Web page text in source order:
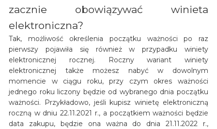
zacznie obowiązywać winieta
elektroniczna?
Tak, możliwość określenia początku ważności po raz
pierwszy pojawiła się również w przypadku winiety
elektronicznej rocznej. Roczny wariant winiety
elektronicznej także możesz nabyć w dowolnym
momencie w ciągu roku, przy czym okres ważności
jednego roku liczony będzie od wybranego dnia początku
ważności. Przykładowo, jeśli kupisz winietę elektroniczną
roczną w dniu 22.11.2021 r., a początkiem ważności będzie
data zakupu, będzie ona ważna do dnia 21.11.2022 r.,